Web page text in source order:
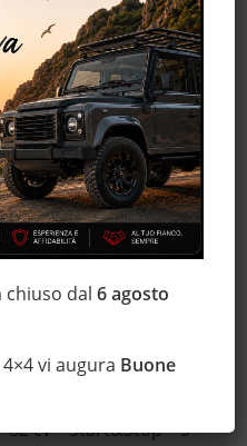
82 cv – Start&Stop – 5
chiuso dal6 agosto
vi augura Buone